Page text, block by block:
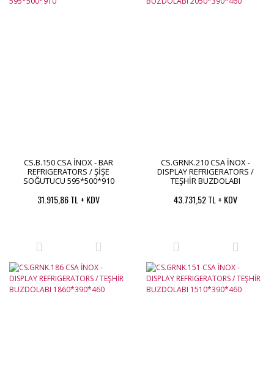
CS.B.150 CSA İNOX - BAR
REFRIGERATORS / ŞİŞE
SOĞUTUCU 595*500*910
31.915,86 TL + KDV
CS.GRNK.210 CSA İNOX -
DISPLAY REFRIGERATORS /
TEŞHİR BUZDOLABI
43.731,52 TL + KDV